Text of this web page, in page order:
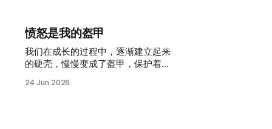
愤怒是我的盔甲
我们在成长的过程中，逐渐建立起来
的硬壳，慢慢变成了盔甲，保护着里
对抗这个充满危险的世界。
24 Jun 2026